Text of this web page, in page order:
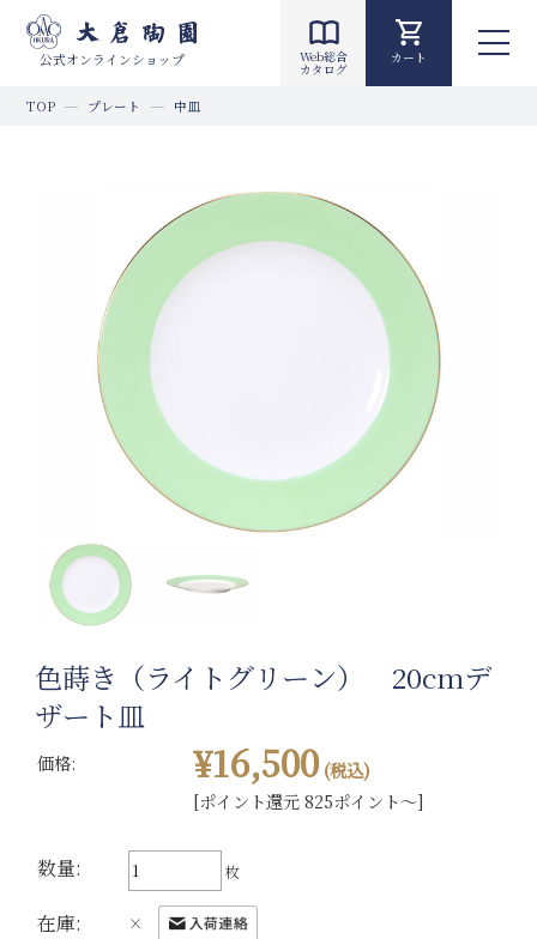
公式オンラインショップ Web総合
カタログ
カート
TOP プレート 中皿
色蒔き（ライトグリーン） 20cmデ
ザート皿
価格: ¥16,500 (税込)
[ポイント還元 825ポイント～]
数量: 枚
在庫: ×